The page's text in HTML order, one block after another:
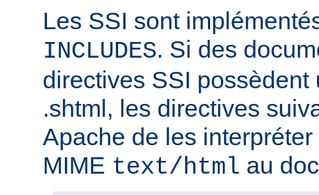
Les SSI sont
INCLUDES. Si des
directives SSI possèdent
.shtml, les directives
Apache de les
MIME text/html au